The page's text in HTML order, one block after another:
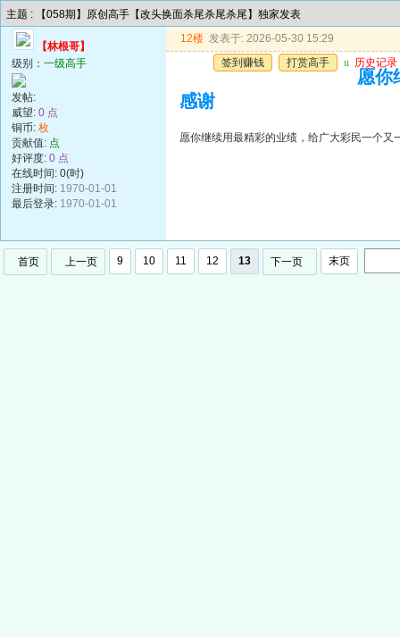
主题 : 【058期】原创高手【改头换面杀尾杀尾杀尾】独家发表
【林根哥】
级别： 一级高手
发帖:
威望: 0 点
铜币: 枚
贡献值: 点
好评度: 0 点
在线时间: 0(时)
注册时间: 1970-01-01
最后登录: 1970-01-01
12楼 发表于: 2026-05-30 15:29
签到赚钱
打赏高手 u 历史记录
愿你
感谢
愿你继续用最精彩的业绩，给广大彩民一个又
首页 上一页 9 10 11 12 13 下一页 末页